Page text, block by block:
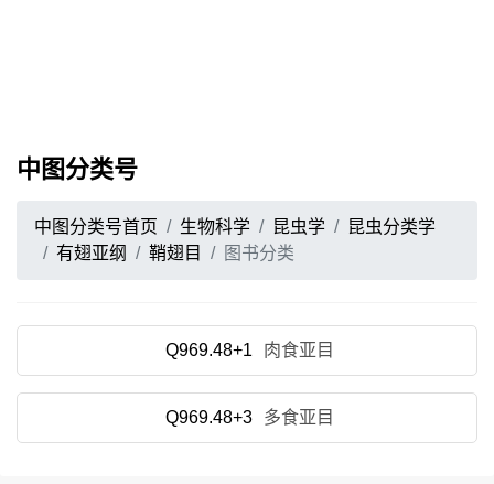
中图分类号
中图分类号首页 生物科学 昆虫学
昆虫分类学
有翅亚纲
鞘翅目 图书分类
Q969.48+1 肉食亚目
Q969.48+3 多食亚目